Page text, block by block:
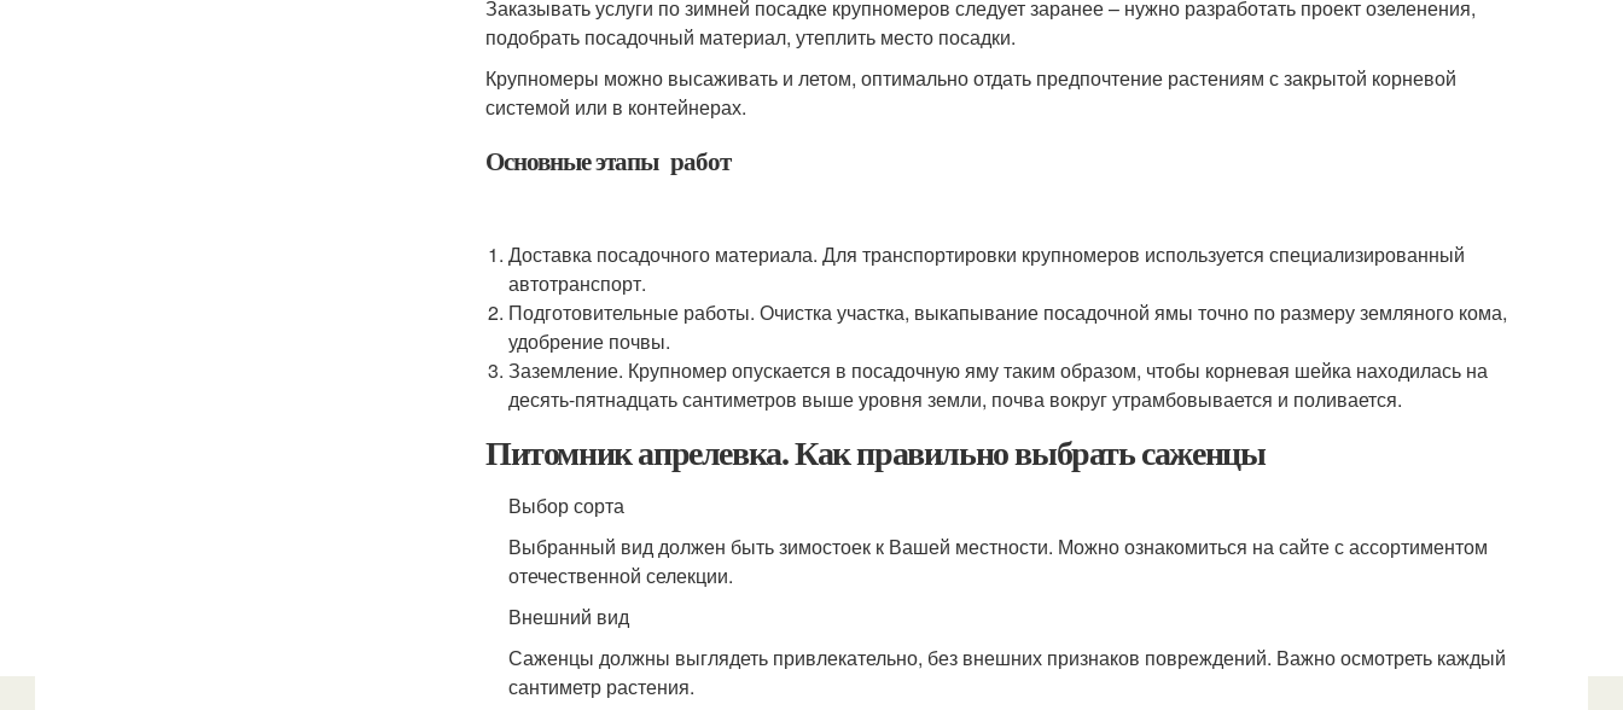
Заказывать услуги по зимней посадке крупномеров следует заранее – нужно разработать проект озеленения,
подобрать посадочный материал, утеплить место посадки.
Крупномеры можно высаживать и летом, оптимально отдать предпочтение растениям с закрытой корневой
системой или в контейнерах.
Основные этапы работ
Доставка посадочного материала. Для транспортировки крупномеров используется специализированный
автотранспорт.
Подготовительные работы. Очистка участка, выкапывание посадочной ямы точно по размеру земляного кома,
удобрение почвы.
Заземление. Крупномер опускается в посадочную яму таким образом, чтобы корневая шейка находилась на
десять-пятнадцать сантиметров выше уровня земли, почва вокруг утрамбовывается и поливается.
Питомник апрелевка. Как правильно выбрать саженцы
Выбор сорта
Выбранный вид должен быть зимостоек к Вашей местности. Можно ознакомиться на сайте с ассортиментом
отечественной селекции.
Внешний вид
Саженцы должны выглядеть привлекательно, без внешних признаков повреждений. Важно осмотреть каждый
сантиметр растения.